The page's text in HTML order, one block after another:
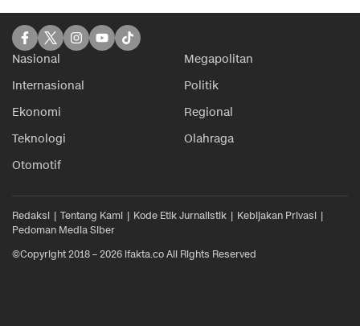
Nasional
Megapolitan
Internasional
Politik
Ekonomi
Regional
Teknologi
Olahraga
Otomotif
Redaksi Tentang Kami Kode Etik Jurnalistik
Kebijakan Privasi
Pedoman Media Siber
©Copyright 2018 – 2026 ifakta.co All Rights Reserved